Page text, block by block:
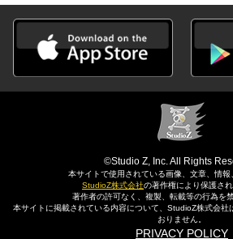
©Studio Z, Inc. All Rights
本サイトで使用されている画像、文章、情報
StudioZ株式会社の著作権により保護され
著作者の許可なく、複製、転載等の行為を
本サイトに掲載されている内容について、StudioZ株式会社
おりません。
PRIVACY POLICY